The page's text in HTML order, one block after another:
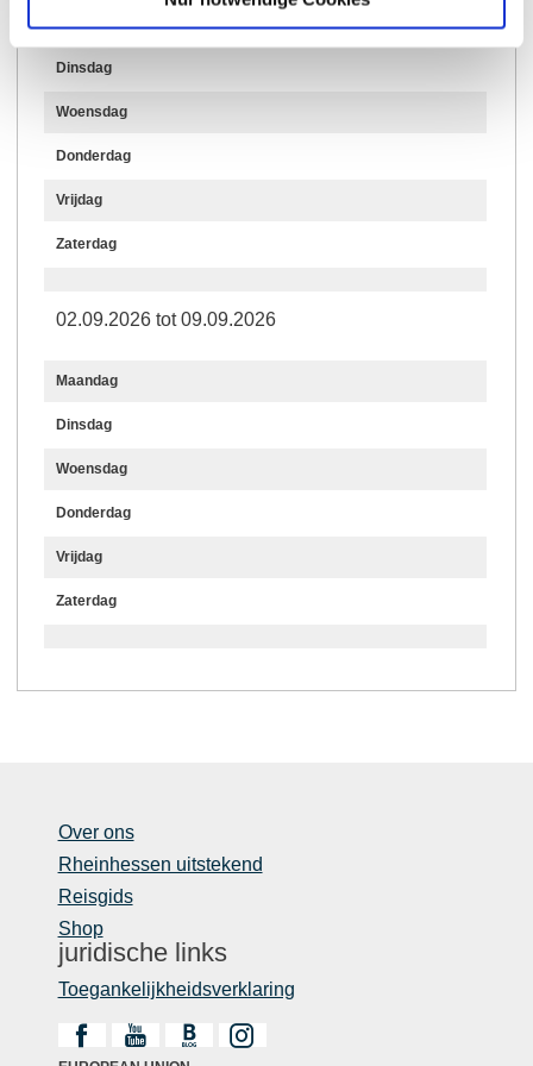
Maandag
Dinsdag
Woensdag
Donderdag
Vrijdag
Zaterdag
02.09.2026 tot 09.09.2026
Maandag
Dinsdag
Woensdag
Donderdag
Vrijdag
Zaterdag
Over ons
Rheinhessen uitstekend
Reisgids
Shop
juridische links
Toegankelijkheidsverklaring